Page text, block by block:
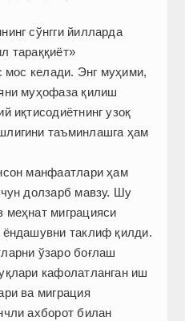
сўнгги йилларда
тараққиёт»
мос келади. Энг муҳими,
муҳофаза қилиш
иқтисодиётнинг узоқ
таъминлашга ҳам
манфаатлари ҳам
долзарб мавзу. Шу
меҳнат миграцияси
таклиф қилди.
ўзаро боғлаш
кафолатланган иш
ва миграция
ахборот билан